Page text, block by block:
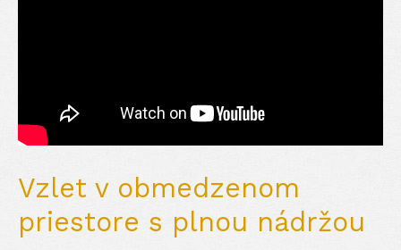
Vzlet v obmedzenom
priestore s plnou nádržou